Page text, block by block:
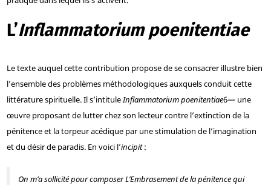
L’Inflammatorium poenitentiae
Le texte auquel cette contribution propose de se consacrer illustre bien
l’ensemble des problèmes méthodologiques auxquels conduit cette
littérature spirituelle. Il s’intituleInflammatorium poenitentiae6— une
œuvre proposant de lutter chez son lecteur contre l’extinction de la
pénitence et la torpeur acédique par une stimulation de l’imagination
et du désir de paradis. En voici l’incipit:
On m’a sollicité pour composerL’Embrasement de la pénitencequi